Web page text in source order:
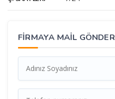
FİRMAYA MAİL GÖNDER